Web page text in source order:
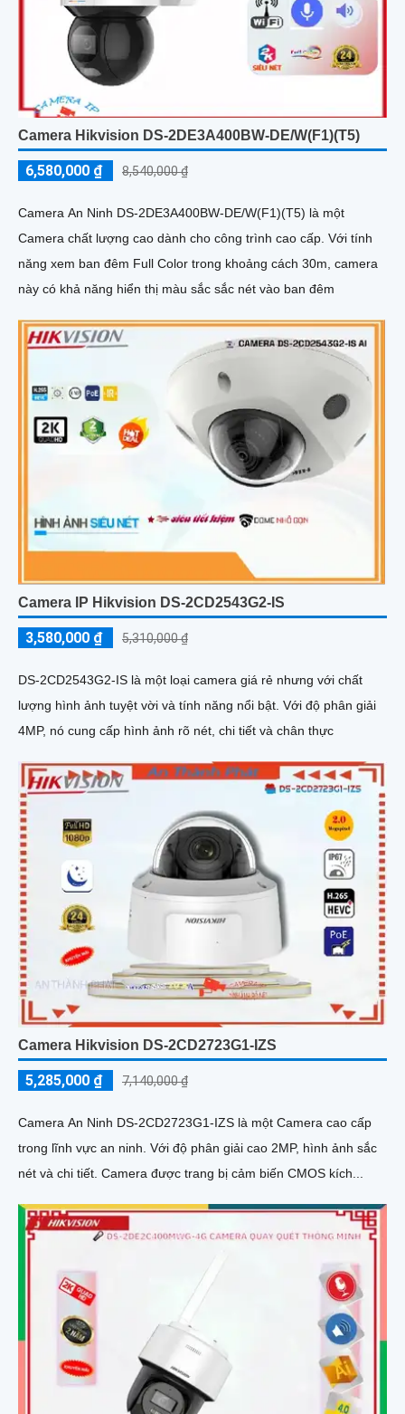
Camera Hikvision DS-2DE3A400BW-DE/W(F1)(T5)
6,580,000 ₫ 8,540,000 ₫
Camera An Ninh DS-2DE3A400BW-DE/W(F1)(T5) là một
Camera chất lượng cao dành cho công trình cao cấp. Với tính
năng xem ban đêm Full Color trong khoảng cách 30m, camera
này có khả năng hiển thị màu sắc sắc nét vào ban đêm
Camera IP Hikvision DS-2CD2543G2-IS
3,580,000 ₫ 5,310,000 ₫
DS-2CD2543G2-IS là một loại camera giá rẻ nhưng với chất
lượng hình ảnh tuyệt vời và tính năng nổi bật. Với độ phân giải
4MP, nó cung cấp hình ảnh rõ nét, chi tiết và chân thực
Camera Hikvision DS-2CD2723G1-IZS
5,285,000 ₫ 7,140,000 ₫
Camera An Ninh DS-2CD2723G1-IZS là một Camera cao cấp
trong lĩnh vực an ninh. Với độ phân giải cao 2MP, hình ảnh sắc
nét và chi tiết. Camera được trang bị cảm biến CMOS kích...